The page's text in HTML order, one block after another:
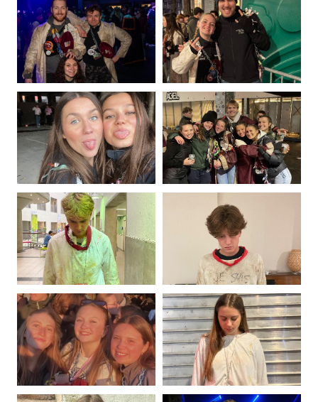
de
Lara
Rasquinet
de
Louis
Renkin
Photo
de
Sébastien
Renson
Photo
de
Lilly
Ronkart
Photo
de
Juliette
Roussel
Photo
Photo
de
Maxence
Schreiber
Photo
de
Hugo
Serexhe
Photo
Photo